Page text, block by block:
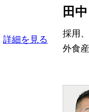
詳細を見る
田
採用
外食